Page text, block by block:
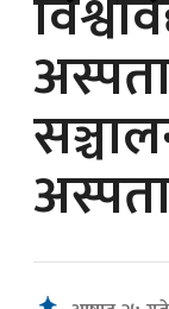
समाचार
समाचार
समाचार